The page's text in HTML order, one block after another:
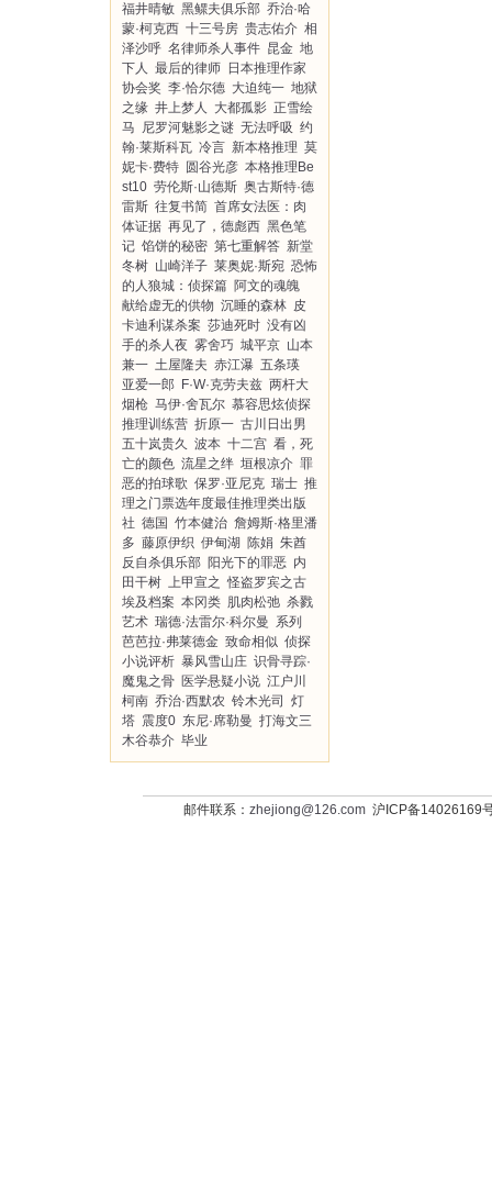
福井晴敏 黑鳏夫俱乐部 乔治·哈
蒙·柯克西 十三号房 贵志佑介 相
泽沙呼 名律师杀人事件 昆金 地
下人 最后的律师 日本推理作家
协会奖 李·恰尔德 大迫纯一 地狱
之缘 井上梦人 大都孤影 正雪绘
马 尼罗河魅影之谜 无法呼吸 约
翰·莱斯科瓦 冷言 新本格推理 莫
妮卡·费特 圆谷光彦 本格推理Be
st10 劳伦斯·山德斯 奥古斯特·德
雷斯 往复书简 首席女法医：肉
体证据 再见了，德彪西 黑色笔
记 馅饼的秘密 第七重解答 新堂
冬树 山崎洋子 莱奥妮·斯宛 恐怖
的人狼城：侦探篇 阿文的魂魄
献给虚无的供物 沉睡的森林 皮
卡迪利谋杀案 莎迪死时 没有凶
手的杀人夜 雾舍巧 城平京 山本
兼一 土屋隆夫 赤江瀑 五条瑛
亚爱一郎 F·W·克劳夫兹 两杆大
烟枪 马伊·舍瓦尔 慕容思炫侦探
推理训练营 折原一 古川日出男
五十岚贵久 波本 十二宫 看，死
亡的颜色 流星之绊 垣根凉介 罪
恶的拍球歌 保罗·亚尼克 瑞士 推
理之门票选年度最佳推理类出版
社 德国 竹本健治 詹姆斯·格里潘
多 藤原伊织 伊甸湖 陈娟 朱酋
反自杀俱乐部 阳光下的罪恶 内
田干树 上甲宣之 怪盗罗宾之古
埃及档案 本冈类 肌肉松弛 杀戮
艺术 瑞德·法雷尔·科尔曼 系列
芭芭拉·弗莱德金 致命相似 侦探
小说评析 暴风雪山庄 识骨寻踪·
魔鬼之骨 医学悬疑小说 江户川
柯南 乔治·西默农 铃木光司
灯
塔 震度0 东尼·席勒曼 打海文三
木谷恭介 毕业
邮件联系： zhejiong@126.com沪ICP备14026169